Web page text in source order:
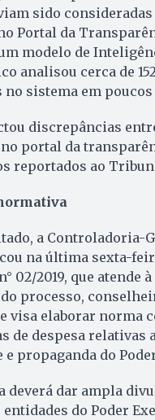
sido
Portal da
modelo de
analisou cerca de
no sistema em
discrepâncias
portal da
reportados ao
a Controladoria-
na última sexta-
02/2019, que atende
processo,
visa elaborar norma
de despesa relativas
propaganda do
deverá dar ampla
entidades do Poder